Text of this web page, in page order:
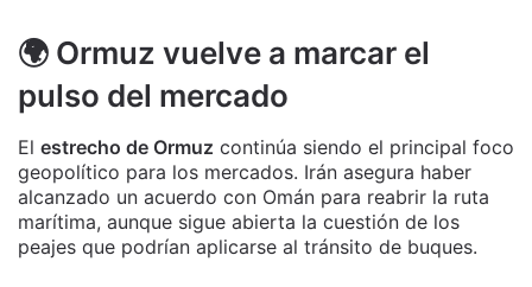
🌍 Ormuz vuelve a marcar el
pulso del mercado
El estrecho de Ormuz continúa siendo el principal foco
geopolítico para los mercados. Irán asegura haber
alcanzado un acuerdo con Omán para reabrir la ruta
marítima, aunque sigue abierta la cuestión de los
peajes que podrían aplicarse al tránsito de buques.